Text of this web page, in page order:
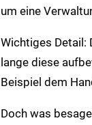
um eine
Wichtiges Detail:
lange diese
Beispiel dem
Doch was